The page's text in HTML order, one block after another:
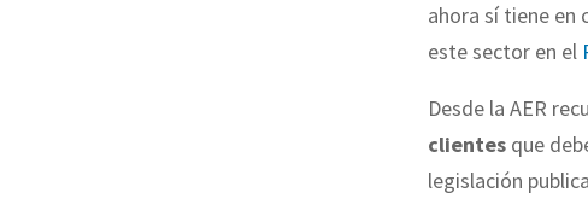
ahora sí tiene en
este sector en el
Desde la AER
clientes que
legislación